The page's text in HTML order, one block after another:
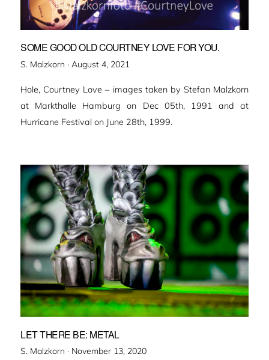
SOME GOOD OLD COURTNEY LOVE FOR YOU.
S. Malzkorn · Veröffentlicht
August 4, 2021
Hole, Courtney Love – images taken by Stefan Malzkorn
at Markthalle Hamburg on Dec 05th, 1991 and at
Hurricane Festival on June 28th, 1999.
LET THERE BE: METAL
S. Malzkorn · Veröffentlicht
November 13, 2020